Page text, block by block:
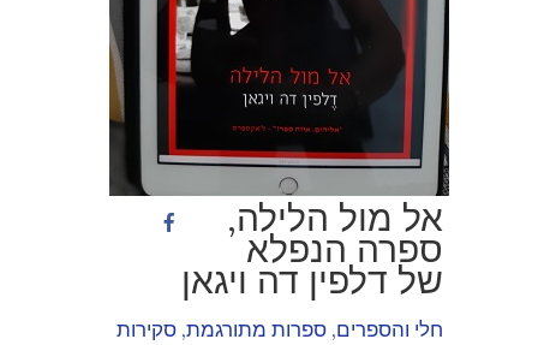
אל מול הלילה,
ספרה הנפלא
של דלפין דה ויגאן
חלי והספרים, ספרות מתורגמת, סקירות